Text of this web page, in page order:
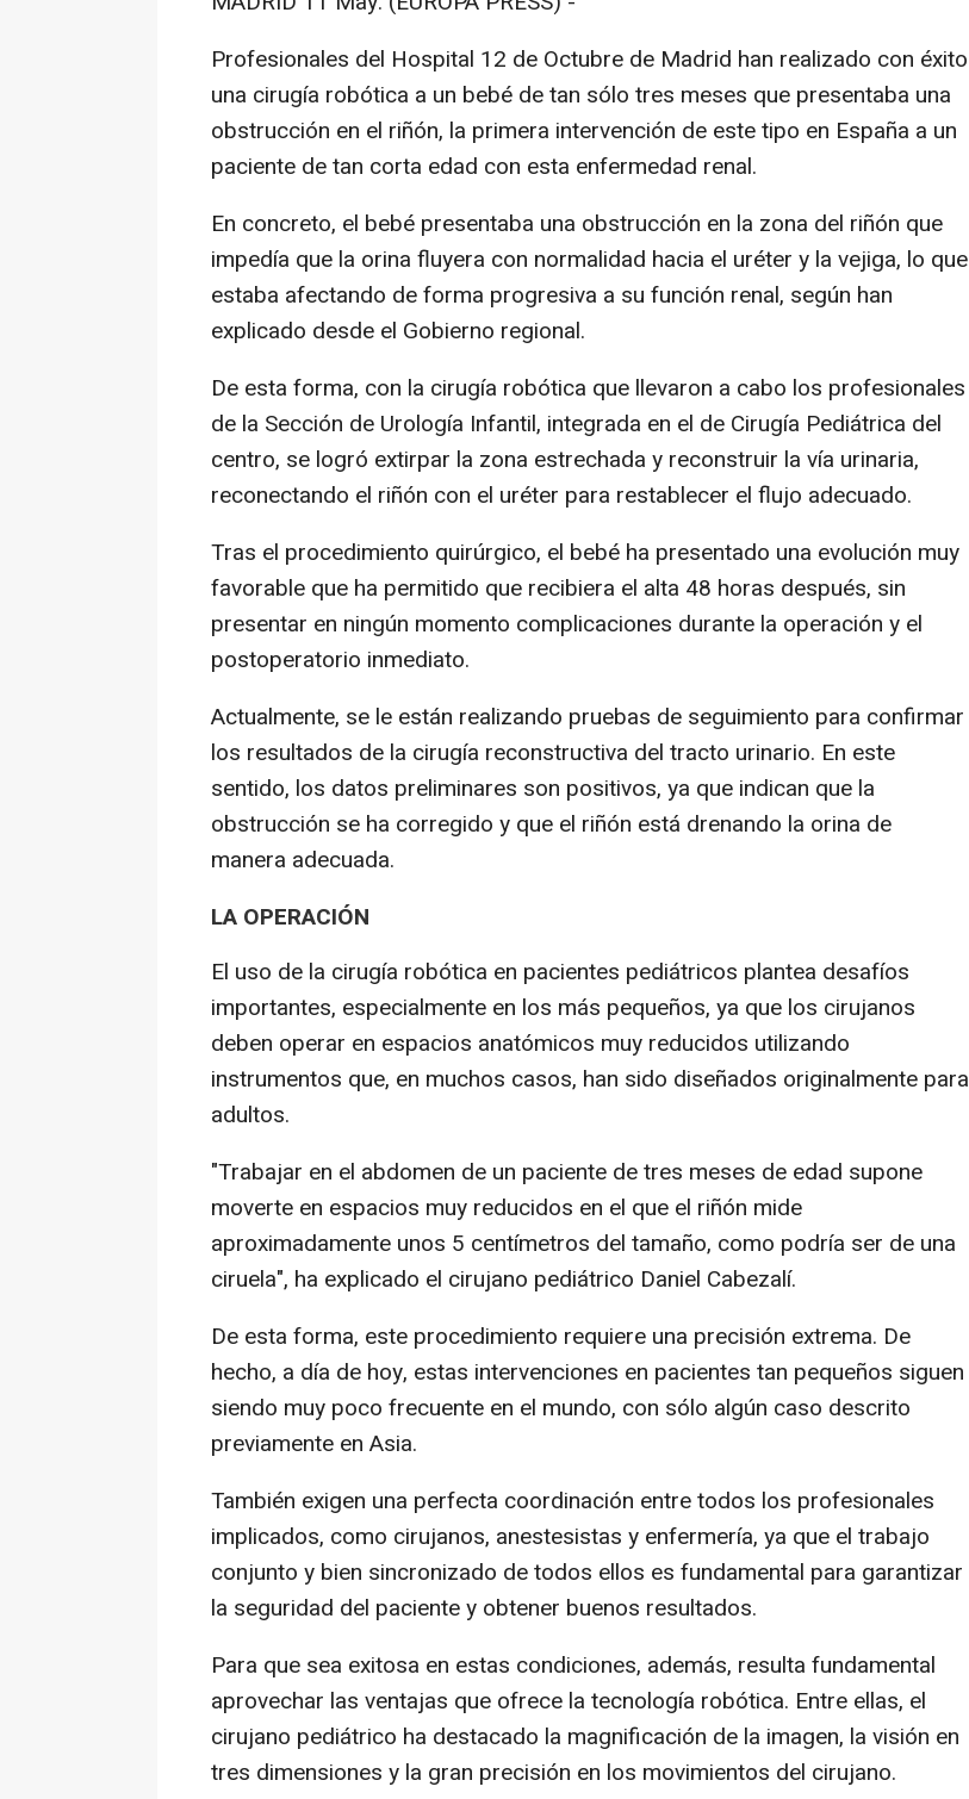
Profesionales del Hospital 12 de Octubre de Madrid han realizado con éxito
una cirugía robótica a un bebé de tan sólo tres meses que presentaba una
obstrucción en el riñón, la primera intervención de este tipo en España a un
paciente de tan corta edad con esta enfermedad renal.
En concreto, el bebé presentaba una obstrucción en la zona del riñón que
impedía que la orina fluyera con normalidad hacia el uréter y la vejiga, lo que
estaba afectando de forma progresiva a su función renal, según han
explicado desde el Gobierno regional.
De esta forma, con la cirugía robótica que llevaron a cabo los profesionales
de la Sección de Urología Infantil, integrada en el de Cirugía Pediátrica del
centro, se logró extirpar la zona estrechada y reconstruir la vía urinaria,
reconectando el riñón con el uréter para restablecer el flujo adecuado.
Tras el procedimiento quirúrgico, el bebé ha presentado una evolución muy
favorable que ha permitido que recibiera el alta 48 horas después, sin
presentar en ningún momento complicaciones durante la operación y el
postoperatorio inmediato.
Actualmente, se le están realizando pruebas de seguimiento para confirmar
los resultados de la cirugía reconstructiva del tracto urinario. En este
sentido, los datos preliminares son positivos, ya que indican que la
obstrucción se ha corregido y que el riñón está drenando la orina de
manera adecuada.
LA OPERACIÓN
El uso de la cirugía robótica en pacientes pediátricos plantea desafíos
importantes, especialmente en los más pequeños, ya que los cirujanos
deben operar en espacios anatómicos muy reducidos utilizando
instrumentos que, en muchos casos, han sido diseñados originalmente para
adultos.
"Trabajar en el abdomen de un paciente de tres meses de edad supone
moverte en espacios muy reducidos en el que el riñón mide
aproximadamente unos 5 centímetros del tamaño, como podría ser de una
ciruela", ha explicado el cirujano pediátrico Daniel Cabezalí.
De esta forma, este procedimiento requiere una precisión extrema. De
hecho, a día de hoy, estas intervenciones en pacientes tan pequeños siguen
siendo muy poco frecuente en el mundo, con sólo algún caso descrito
previamente en Asia.
También exigen una perfecta coordinación entre todos los profesionales
implicados, como cirujanos, anestesistas y enfermería, ya que el trabajo
conjunto y bien sincronizado de todos ellos es fundamental para garantizar
la seguridad del paciente y obtener buenos resultados.
Para que sea exitosa en estas condiciones, además, resulta fundamental
aprovechar las ventajas que ofrece la tecnología robótica. Entre ellas, el
cirujano pediátrico ha destacado la magnificación de la imagen, la visión en
tres dimensiones y la gran precisión en los movimientos del cirujano.